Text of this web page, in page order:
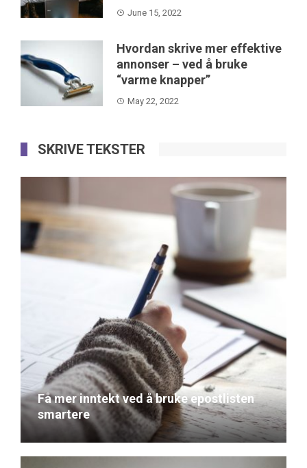
June 15, 2022
Hvordan skrive mer effektive
annonser – ved å bruke
“varme knapper”
May 22, 2022
SKRIVE TEKSTER
Få mer inntekt ved å bruke epostlisten
smartere
June 21, 2022